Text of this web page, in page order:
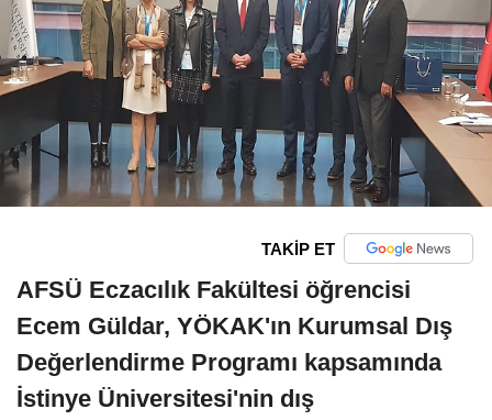
TAKİP ET
AFSÜ Eczacılık Fakültesi öğrencisi
Ecem Güldar, YÖKAK'ın Kurumsal Dış
Değerlendirme Programı kapsamında
İstinye Üniversitesi'nin dış